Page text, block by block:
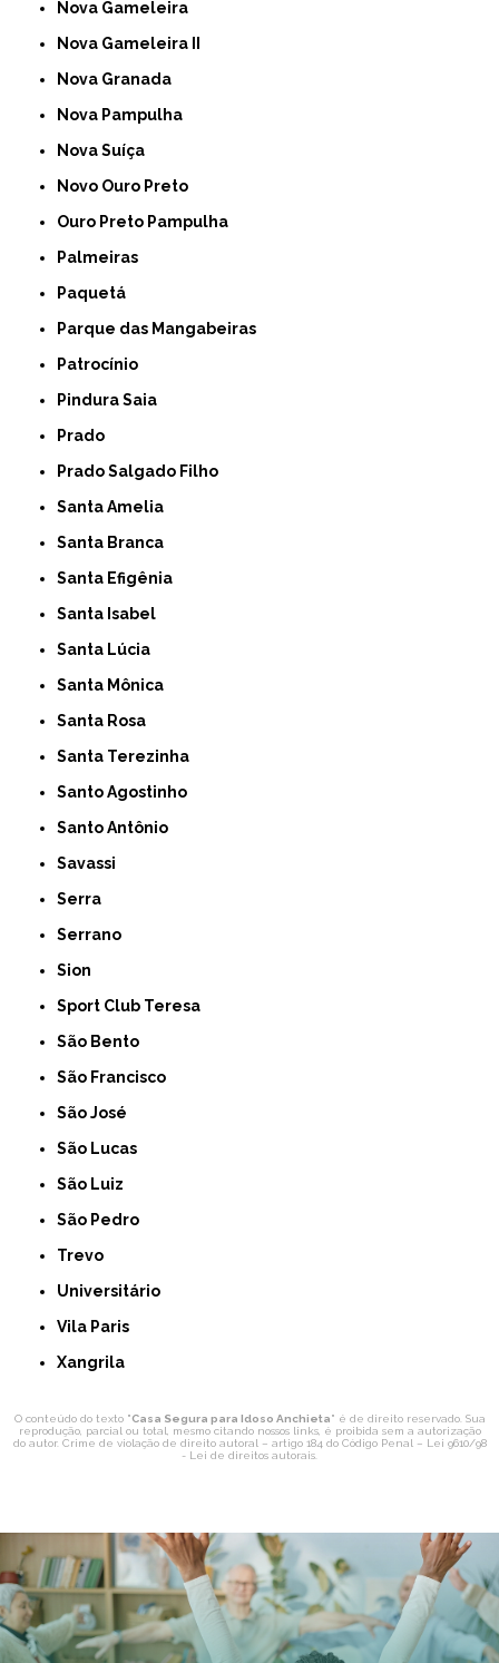
Nova Gameleira
Nova Gameleira II
Nova Granada
Nova Pampulha
Nova Suíça
Novo Ouro Preto
Ouro Preto Pampulha
Palmeiras
Paquetá
Parque das Mangabeiras
Patrocínio
Pindura Saia
Prado
Prado Salgado Filho
Santa Amelia
Santa Branca
Santa Efigênia
Santa Isabel
Santa Lúcia
Santa Mônica
Santa Rosa
Santa Terezinha
Santo Agostinho
Santo Antônio
Savassi
Serra
Serrano
Sion
Sport Club Teresa
São Bento
São Francisco
São José
São Lucas
São Luiz
São Pedro
Trevo
Universitário
Vila Paris
Xangrila
O conteúdo do texto "Casa Segura para Idoso Anchieta" é de direito reservado. Sua
reprodução, parcial ou total, mesmo citando nossos links, é proibida sem a autorização
do autor. Crime de violação de direito autoral – artigo 184 do Código Penal – Lei 9610/98
- Lei de direitos autorais